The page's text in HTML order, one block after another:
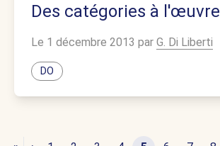
Des catégories à l'œuvre
Le 1 décembre 2013 par G. Di Liberti
DO